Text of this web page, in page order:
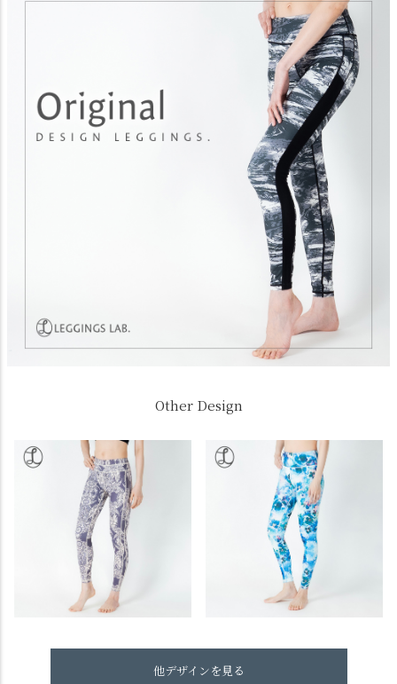
Other Design
他デザインを見る